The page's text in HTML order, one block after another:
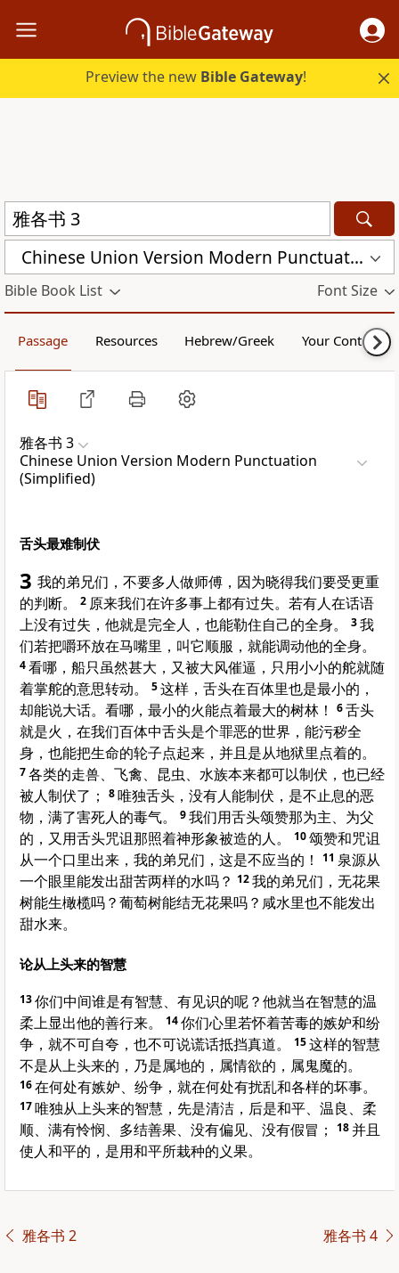
Preview the new Bible Gateway!
Chinese Union Version Modern Punctuation (Simplified) (CUVMPS)
Bible Book List Font Size
Passage Resources Hebrew/Greek Your Content
雅各书 3
Chinese Union Version Modern Punctuation
(Simplified)
舌头最难制伏
3 我的弟兄们，不要多人做师傅，因为晓得我们要受更重
的判断。
2 原来我们在许多事上都有过失。若有人在话语
上没有过失，他就是完全人，也能勒住自己的全身。
3我
们若把嚼环放在马嘴里，叫它顺服，就能调动他的全身。
4看哪，船只虽然甚大，又被大风催逼，只用小小的舵就随
着掌舵的意思转动。
5这样，舌头在百体里也是最小的，
却能说大话。看哪，最小的火能点着最大的树林！
6舌头
就是火，在我们百体中舌头是个罪恶的世界，能污秽全
身，也能把生命的轮子点起来，并且是从地狱里点着的。
7各类的走兽、飞禽、昆虫、水族本来都可以制伏，也已经
被人制伏了；
8唯独舌头，没有人能制伏，是不止息的恶
物，满了害死人的毒气。
9我们用舌头颂赞那为主、为父
的，又用舌头咒诅那照着神形象被造的人。
10颂赞和咒诅
从一个口里出来，我的弟兄们，这是不应当的！
11 泉源从
一个眼里能发出甜苦两样的水吗？ 12我的弟兄们，无花果
树能生橄榄吗？葡萄树能结无花果吗？咸水里也不能发出
甜水来。
论从上头来的智慧
13你们中间谁是有智慧、有见识的呢？他就当在智慧的温
柔上显出他的善行来。
14你们心里若怀着苦毒的嫉妒和纷
争，就不可自夸，也不可说谎话抵挡真道。
15这样的智慧
不是从上头来的，乃是属地的，属情欲的，属鬼魔的。
16在何处有嫉妒、纷争，就在何处有扰乱和各样的坏事。
17唯独从上头来的智慧，先是清洁，后是和平、温良、柔
顺、满有怜悯、多结善果、没有偏见、没有假冒；
18并且
使人和平的，是用和平所栽种的义果。
雅各书 2 雅各书 4